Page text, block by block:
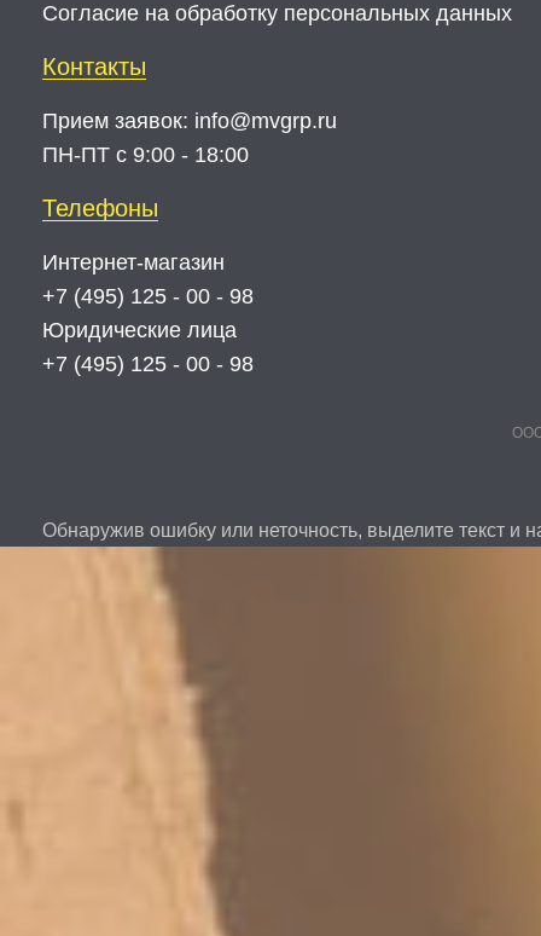
Согласие на обработку персональных данных
Контакты
Прием заявок: info@mvgrp.ru
ПН-ПТ с 9:00 - 18:00
Телефоны
Интернет-магазин
+7 (495) 125 - 00 - 98
Юридические лица
+7 (495) 125 - 00 - 98
ООО
Обнаружив ошибку или неточность, выделите текст и